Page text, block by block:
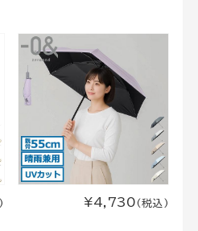
¥4,730(税込)